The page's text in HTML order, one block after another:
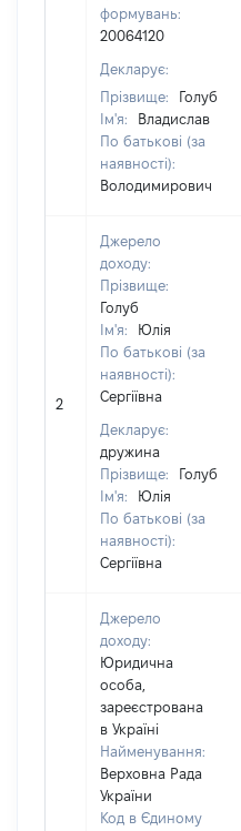
формувань:
20064120
Декларує:
Прізвище:
Голуб
Ім'я:
Владислав
По батькові (за
наявності):
Володимирович
2
Джерело
доходу:
Прізвище:
Голуб
Ім'я:
Юлія
По батькові (за
наявності):
Сергіївна
Декларує:
дружина
Прізвище:
Голуб
Ім'я:
Юлія
По батькові (за
наявності):
Сергіївна
Джерело
доходу:
Юридична
особа,
зареєстрована
в Україні
Найменування:
Верховна Рада
України
Код в Єдиному